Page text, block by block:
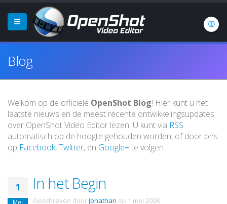
Blog
Welkom op de officiële OpenShot Blog! Hier kunt u het
laatste nieuws en de meest recente ontwikkelingsupdates
over OpenShot Video Editor lezen. U kunt via RSS
automatisch op de hoogte gehouden worden, of door ons
op Facebook,Twitter, en Google+te volgen.
1
Mei
In het Begin
Geschreven doorJonathan op 1 mei 2008 .